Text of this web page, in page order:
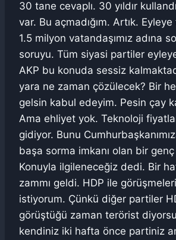
30 tane cevaplı. 30 yıldır
var. Bu açmadığım. Artık.
1.5 milyon vatandaşımız adına
soruyu. Tüm siyasi partiler
AKP bu konuda sessiz
yara ne zaman çözülecek? Bir
gelsin kabul edeyim. Pesin çay
Ama ehliyet yok. Teknoloji
gidiyor. Bunu
başa sorma imkanı olan bir
Konuyla ilgileneceğiz dedi. Bir
zammı geldi. HDP ile
istiyorum. Çünkü diğer partiler
görüştüğü zaman terörist
kendiniz iki hafta önce partiniz